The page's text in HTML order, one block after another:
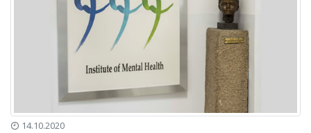
14.10.2020